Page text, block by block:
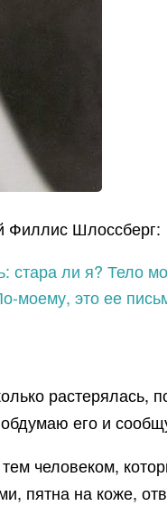
Филлис Шлоссберг:
ли я? Тело
это ее
растерялась,
обдумаю его и
человеком,
на коже,